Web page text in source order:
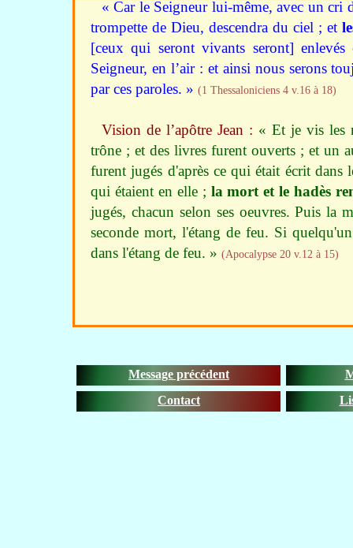
« Car le Seigneur lui-même, avec un cri
trompette de Dieu, descendra du ciel ; et
[ceux qui seront vivants seront]
Seigneur, en l’air : et ainsi nous serons
par ces paroles. » (1 Thessaloniciens 4 v.16 à 18)
Vision de l’apôtre Jean : « Et je vis les
trône ; et des livres furent ouverts ; et un
furent jugés d'après ce qui était écrit
qui étaient en elle ; la mort et le hadès
jugés, chacun selon ses oeuvres. Puis la
seconde mort, l'étang de feu. Si
dans l'étang de feu. » (Apocalypse 20 v.12 à 15)
Message précédent
Contact